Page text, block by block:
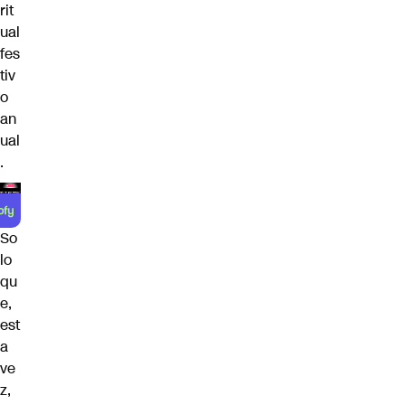
rit
ual
fes
tiv
o
an
ual
.
So
lo
qu
e,
est
a
ve
z,